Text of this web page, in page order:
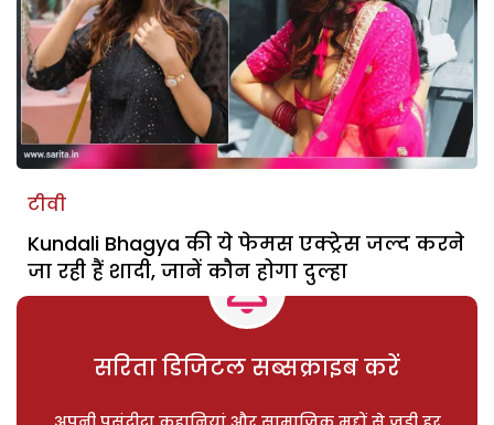
टीवी
Kundali Bhagya की ये फेमस एक्ट्रेस जल्द करने
जा रही हैं शादी, जानें कौन होगा दुल्हा
सरिता डिजिटल सब्सक्राइब करें